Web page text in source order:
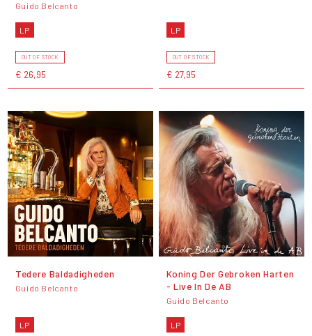
Guido Belcanto
LP
OUT OF STOCK
€ 26,95
LP
OUT OF STOCK
€ 27,95
Tedere Baldadigheden
Guido Belcanto
LP
Koning Der Gebroken Harten
- Live In De AB
Guido Belcanto
LP